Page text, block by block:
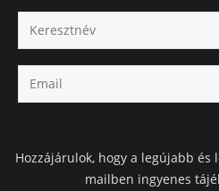
Hozzájárulok, hogy a legújabb és
mailben ingyenes